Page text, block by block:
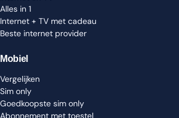
Alles in 1
Internet + TV met cadeau
Beste internet provider
Mobiel
Vergelijken
Sim only
Goedkoopste sim only
Abonnement met toestel